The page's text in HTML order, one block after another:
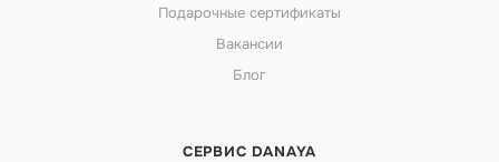
Подарочные сертификаты
Вакансии
Блог
СЕРВИС DANAYA